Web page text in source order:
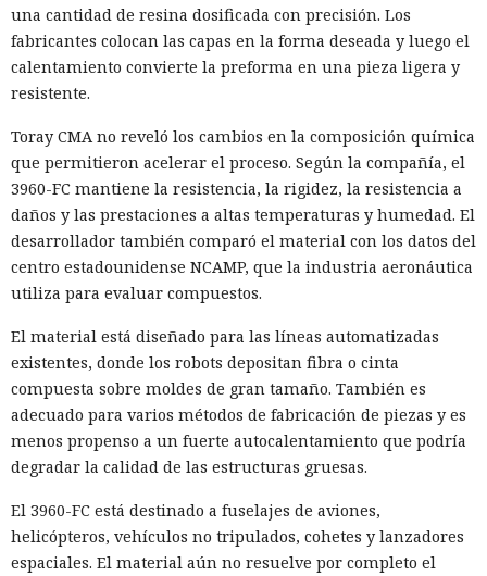
una cantidad de resina dosificada con precisión. Los
fabricantes colocan las capas en la forma deseada y luego el
calentamiento convierte la preforma en una pieza ligera y
resistente.
Toray CMA no reveló los cambios en la composición química
que permitieron acelerar el proceso. Según la compañía, el
3960-FC mantiene la resistencia, la rigidez, la resistencia a
daños y las prestaciones a altas temperaturas y humedad. El
desarrollador también comparó el material con los datos del
centro estadounidense NCAMP, que la industria aeronáutica
utiliza para evaluar compuestos.
El material está diseñado para las líneas automatizadas
existentes, donde los robots depositan fibra o cinta
compuesta sobre moldes de gran tamaño. También es
adecuado para varios métodos de fabricación de piezas y es
menos propenso a un fuerte autocalentamiento que podría
degradar la calidad de las estructuras gruesas.
El 3960-FC está destinado a fuselajes de aviones,
helicópteros, vehículos no tripulados, cohetes y lanzadores
espaciales. El material aún no resuelve por completo el